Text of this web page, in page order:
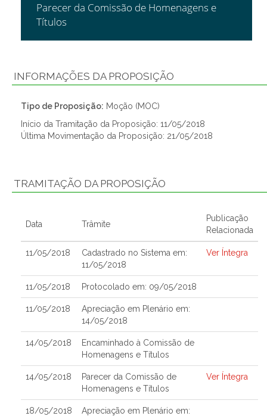
Parecer da Comissão de Homenagens e
Títulos
INFORMAÇÕES DA PROPOSIÇÃO
Tipo de Proposição: Moção (MOC)
Início da Tramitação da Proposição: 11/05/2018
Última Movimentação da Proposição: 21/05/2018
TRAMITAÇÃO DA PROPOSIÇÃO
Data Trâmite
Publicação
Relacionada
11/05/2018
Cadastrado no Sistema em:
11/05/2018
Ver Íntegra
11/05/2018 Protocolado em: 09/05/2018
11/05/2018
Apreciação em Plenário em:
14/05/2018
14/05/2018
Encaminhado à Comissão de
Homenagens e Títulos
14/05/2018
Parecer da Comissão de
Homenagens e Títulos
Ver Íntegra
18/05/2018
Apreciação em Plenário em: